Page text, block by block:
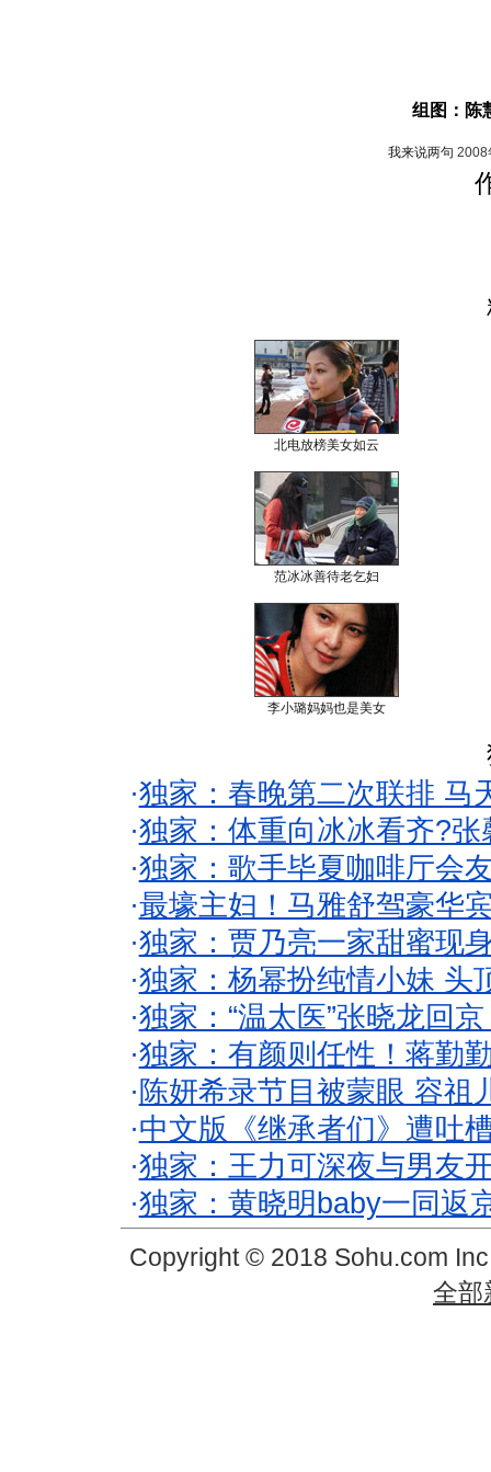
组图：陈
我来说两句 2008
北电放榜美女如云
范冰冰善待老乞妇
李小璐妈妈也是美女
·独家：春晚第二次联排 马
·独家：体重向冰冰看齐?
·独家：歌手毕夏咖啡厅会
·最壕主妇！马雅舒驾豪华
·独家：贾乃亮一家甜蜜现
·独家：杨幂扮纯情小妹 头
·独家：“温太医”张晓龙回
·独家：有颜则任性！蒋勤
· 陈妍希录节目被蒙眼 容祖
·中文版《继承者们》遭吐
·独家：王力可深夜与男友
·独家：黄晓明baby一同返
Copyright © 2018 Sohu.com
全部